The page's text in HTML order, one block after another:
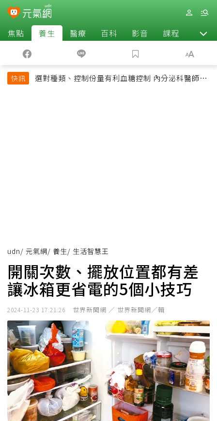
焦點 養生 醫療 百科 影音 課程 退休
快訊
選對種類、控制份量有利血糖控制 內分泌科醫師最
udn/ 元氣網/ 養生/ 生活智慧王
開關次數、擺放位置都有差
讓冰箱更省電的5個小技巧
2024-11-23 17:21:26 世界新聞網 ／ 世界新聞網／輯